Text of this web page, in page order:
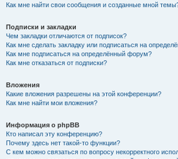
Как мне найти свои сообщения и созданные мной
Подписки и закладки
Чем закладки отличаются от подписок?
Как мне сделать закладку или подписаться на
Как мне подписаться на определённый форум?
Как мне отказаться от подписки?
Вложения
Какие вложения разрешены на этой конференции?
Как мне найти мои вложения?
Информация о phpBB
Кто написал эту конференцию?
Почему здесь нет такой-то функции?
С кем можно связаться по вопросу некорректного